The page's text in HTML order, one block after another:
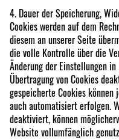
4. Dauer der Speicherung,
Cookies werden auf dem
diesem an unserer Seite
die volle Kontrolle über die
Änderung der Einstellungen
Übertragung von Cookies
gespeicherte Cookies
auch automatisiert erfolgen.
deaktiviert, können
Website vollumfänglich